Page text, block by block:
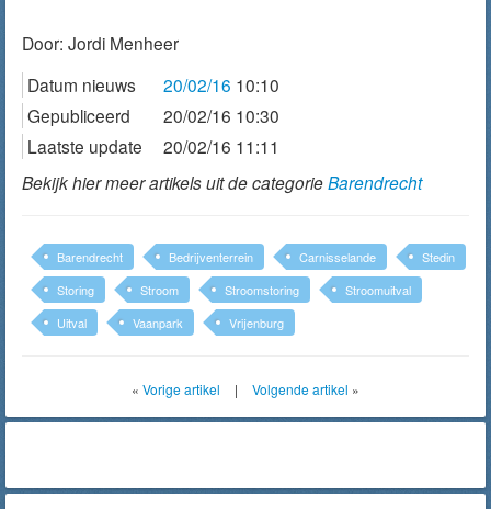
Door: Jordi Menheer
Datum nieuws
20/02/16 10:10
Gepubliceerd
20/02/16 10:30
Laatste update
20/02/16 11:11
Bekijk hier meer artikels uit de categorieBarendrecht
Barendrecht Bedrijventerrein Carnisselande
Stedin
Storing
Stroom Stroomstoring
Stroomuitval
Uitval
Vaanpark Vrijenburg
« Vorige artikel | Volgende artikel »